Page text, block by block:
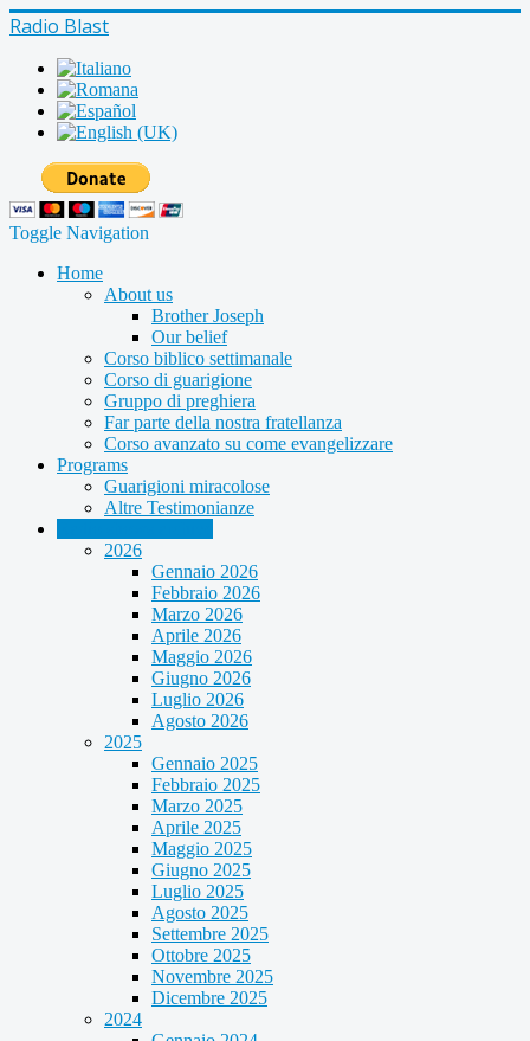
Radio Blast
Toggle Navigation
Home
About us
Brother Joseph
Our belief
Corso biblico settimanale
Corso di guarigione
Gruppo di preghiera
Far parte della nostra fratellanza
Corso avanzato su come evangelizzare
Programs
Guarigioni miracolose
Altre Testimonianze
2026
Gennaio 2026
Febbraio 2026
Marzo 2026
Aprile 2026
Maggio 2026
Giugno 2026
Luglio 2026
Agosto 2026
2025
Gennaio 2025
Febbraio 2025
Marzo 2025
Aprile 2025
Maggio 2025
Giugno 2025
Luglio 2025
Agosto 2025
Settembre 2025
Ottobre 2025
Novembre 2025
Dicembre 2025
2024